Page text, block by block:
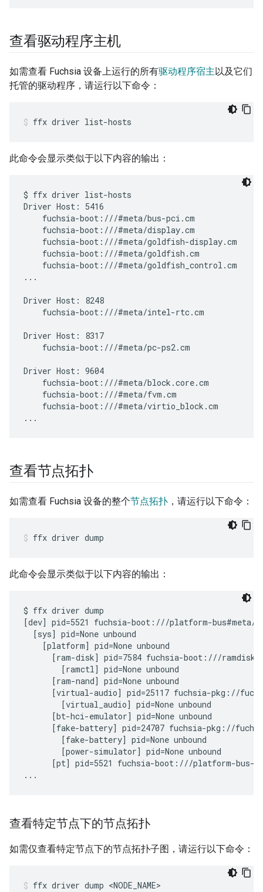
查看驱动程序主机
如需查看 Fuchsia 设备上运行的所有驱动程序宿主以及它们
托管的驱动程序，请运行以下命令：
ffx driver list-hosts
此命令会显示类似于以下内容的输出：
$ ffx driver list-hosts
Driver Host: 5416
    fuchsia-boot:///#meta/bus-pci.cm
    fuchsia-boot:///#meta/display.cm
    fuchsia-boot:///#meta/goldfish-display.cm
    fuchsia-boot:///#meta/goldfish.cm
    fuchsia-boot:///#meta/goldfish_control.cm
...
Driver Host: 8248
    fuchsia-boot:///#meta/intel-rtc.cm
Driver Host: 8317
    fuchsia-boot:///#meta/pc-ps2.cm
Driver Host: 9604
    fuchsia-boot:///#meta/block.core.cm
    fuchsia-boot:///#meta/fvm.cm
    fuchsia-boot:///#meta/virtio_block.cm
查看节点拓扑
如需查看 Fuchsia 设备的整个节点拓扑 ，请运行以下命令：
ffx driver dump
此命令会显示类似于以下内容的输出：
$ ffx driver dump
[dev] pid=5521 fuchsia-boot:///platform-bus#meta/
  [sys] pid=None unbound
    [platform] pid=None unbound
[ram-disk] pid=7584 fuchsia-boot:///
        [ramctl] pid=None unbound
      [ram-nand] pid=None unbound
[virtual-audio] pid=25117 fuchsia-pkg://
        [virtual_audio] pid=None unbound
      [bt-hci-emulator] pid=None unbound
[fake-battery] pid=24707 fuchsia-pkg://
        [fake-battery] pid=None unbound
        [power-simulator] pid=None unbound
[pt] pid=5521 fuchsia-boot:///platform-bus-
查看特定节点下的节点拓扑
如需仅查看特定节点下的节点拓扑子图，请运行以下命令：
ffx driver dump <NODE_NAME>